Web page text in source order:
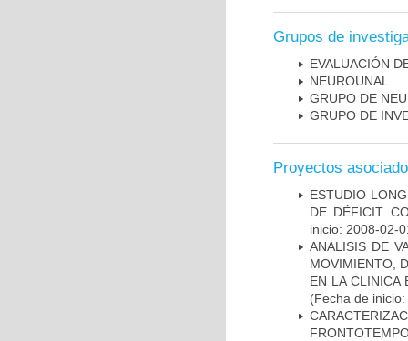
Grupos de
EVALUACIÓN
NEUROUNAL
GRUPO DE
GRUPO DE
Proyectos
ESTUDIO
DE DÉFICIT
inicio: 2008-02-
ANALISIS DE
MOVIMIENTO,
EN LA CLINICA
(Fecha de